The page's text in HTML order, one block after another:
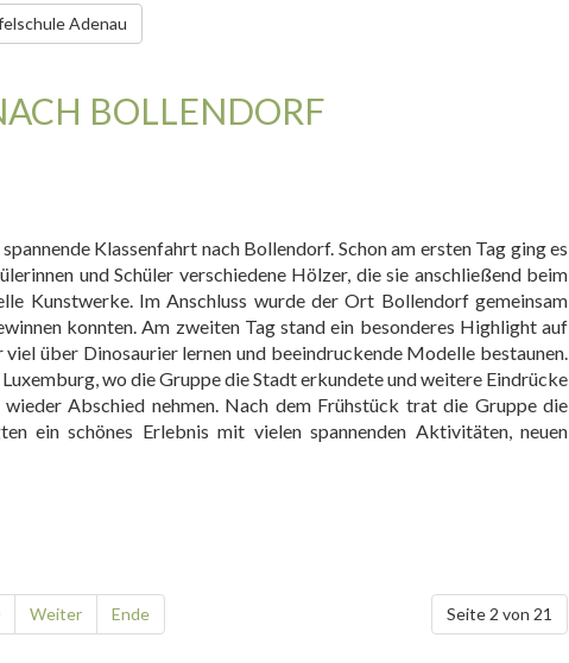
Adenau
BOLLENDORF
Klassenfahrt nach Bollendorf. Schon am ersten Tag ging es
und Schüler verschiedene Hölzer, die sie anschließend beim
Kunstwerke. Im Anschluss wurde der Ort Bollendorf gemeinsam
konnten. Am zweiten Tag stand ein besonderes Highlight auf
über Dinosaurier lernen und beeindruckende Modelle bestaunen.
wo die Gruppe die Stadt erkundete und weitere Eindrücke
Abschied nehmen. Nach dem Frühstück trat die Gruppe die
ein schönes Erlebnis mit vielen spannenden Aktivitäten, neuen
Seite 2 von 21
Weiter Ende